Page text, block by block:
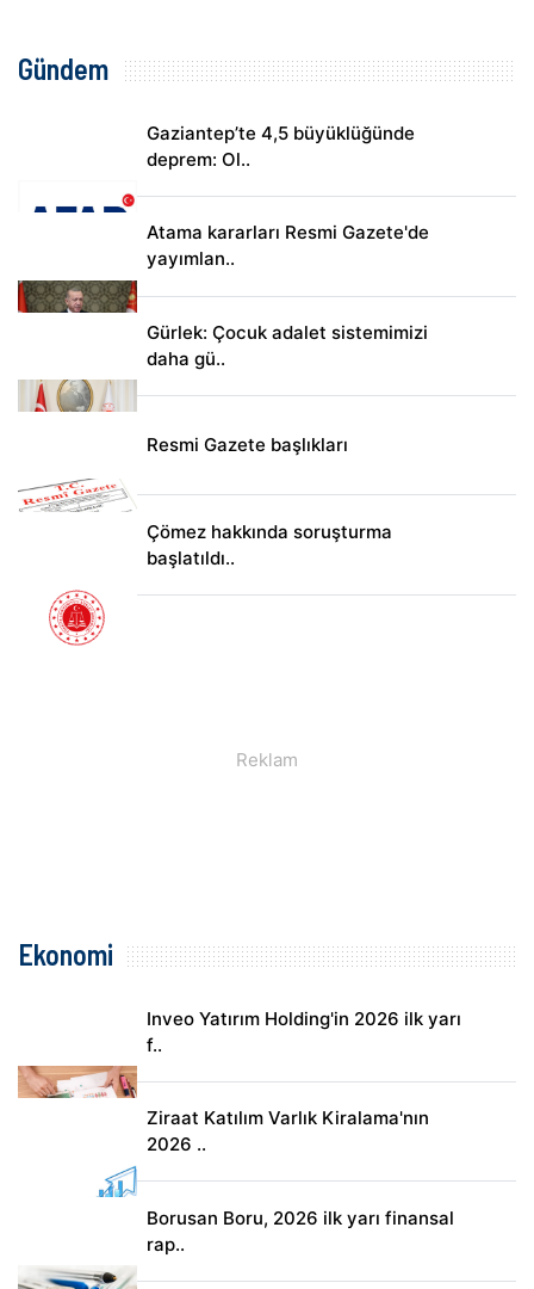
Gündem
Gaziantep’te 4,5 büyüklüğünde
deprem: Ol..
Atama kararları Resmi Gazete'de
yayımlan..
Gürlek: Çocuk adalet sistemimizi
daha gü..
Resmi Gazete başlıkları
Çömez hakkında soruşturma
başlatıldı..
Ekonomi
Inveo Yatırım Holding'in 2026 ilk yarı
f..
Ziraat Katılım Varlık Kiralama'nın
2026 ..
Borusan Boru, 2026 ilk yarı finansal
rap..